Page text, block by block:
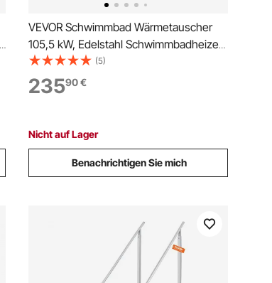
VEVOR Schwimmbad Wärmetauscher
105,5 kW, Edelstahl Schwimmbadheizer
mit 30 Rohren, Pool-Wärmeüberträger
mit 1,0 MPa Druck & 0,69 m²
Wärmetauscherfläche,
Heizung
(5)
23590€
Nicht auf Lager
Benachrichtigen Sie mich